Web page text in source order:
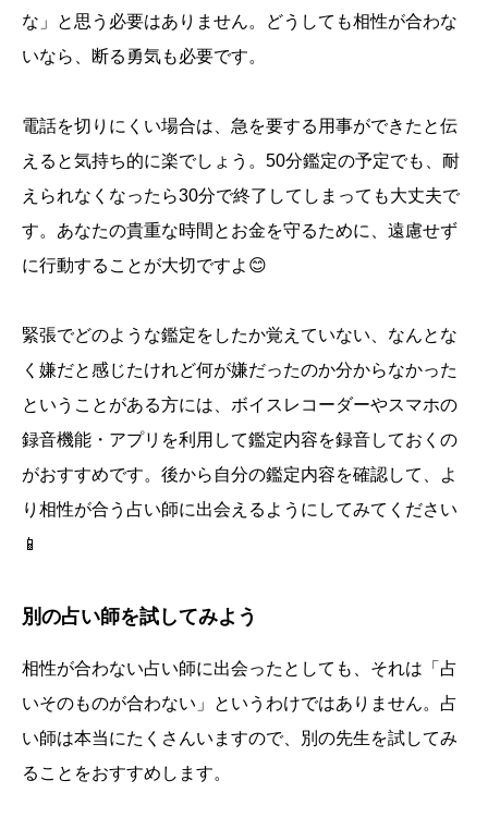
な」と思う必要はありません。どうしても相性が合わな
いなら、断る勇気も必要です。
電話を切りにくい場合は、急を要する用事ができたと伝
えると気持ち的に楽でしょう。50分鑑定の予定でも、耐
えられなくなったら30分で終了してしまっても大丈夫で
す。あなたの貴重な時間とお金を守るために、遠慮せず
に行動することが大切ですよ😊
緊張でどのような鑑定をしたか覚えていない、なんとな
く嫌だと感じたけれど何が嫌だったのか分からなかった
ということがある方には、ボイスレコーダーやスマホの
録音機能・アプリを利用して鑑定内容を録音しておくの
がおすすめです。後から自分の鑑定内容を確認して、よ
り相性が合う占い師に出会えるようにしてみてください
📱
別の占い師を試してみよう
相性が合わない占い師に出会ったとしても、それは「占
いそのものが合わない」というわけではありません。占
い師は本当にたくさんいますので、別の先生を試してみ
ることをおすすめします。